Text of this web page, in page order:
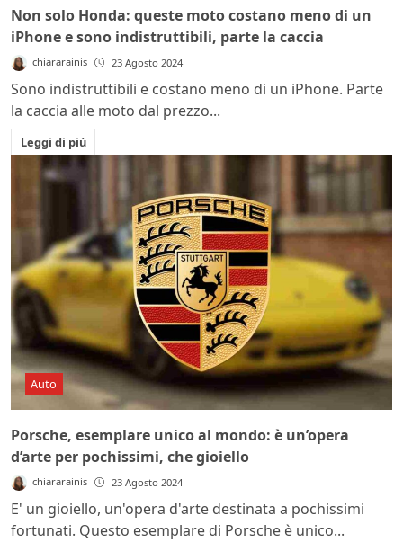
Non solo Honda: queste moto costano meno di un
iPhone e sono indistruttibili, parte la caccia
chiararainis 23 Agosto 2024
Sono indistruttibili e costano meno di un iPhone. Parte
la caccia alle moto dal prezzo...
Leggi di più
Auto
Porsche, esemplare unico al mondo: è un’opera
d’arte per pochissimi, che gioiello
chiararainis 23 Agosto 2024
E' un gioiello, un'opera d'arte destinata a pochissimi
fortunati. Questo esemplare di Porsche è unico...